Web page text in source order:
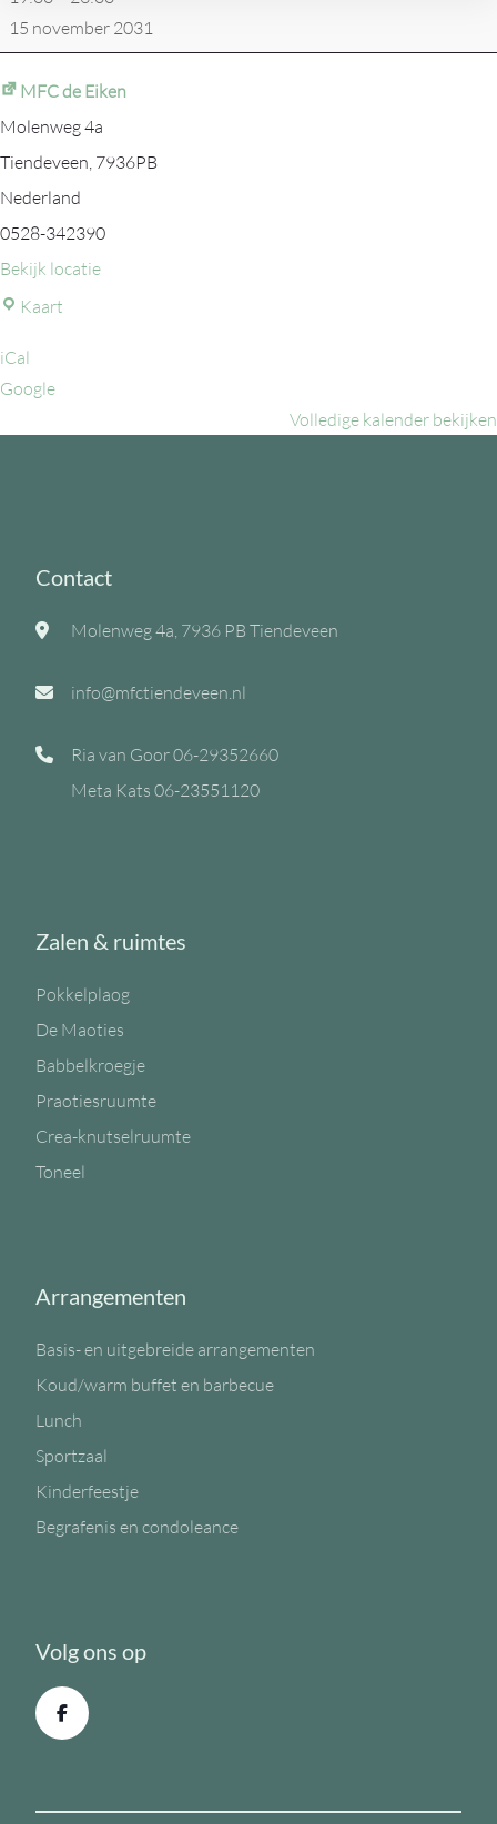
15 november 2031
MFC de Eiken
Molenweg 4a
Tiendeveen, 7936PB
Nederland
0528-342390
Bekijk locatie
Kaart
iCal
Google
Volledige kalender bekijken
Contact
Molenweg 4a, 7936 PB Tiendeveen
info@mfctiendeveen.nl
Ria van Goor06-29352660
Meta Kats 06-23551120
Zalen & ruimtes
Pokkelplaog
De Maoties
Babbelkroegje
Praotiesruumte
Crea-knutselruumte
Toneel
Arrangementen
Basis- en uitgebreide arrangementen
Koud/warm buffet en barbecue
Lunch
Sportzaal
Kinderfeestje
Begrafenis en condoleance
Volg ons op